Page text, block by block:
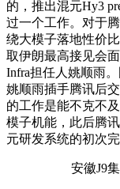
的，推出混元Hy3
过一个工作。对于
绕大模子落地性价
取伊朗最高接见会
Infra担任人姚顺雨
姚顺雨插手腾讯后
的工作是能不克不
模子机能，此后腾
元研发系统的初次
安徽J9